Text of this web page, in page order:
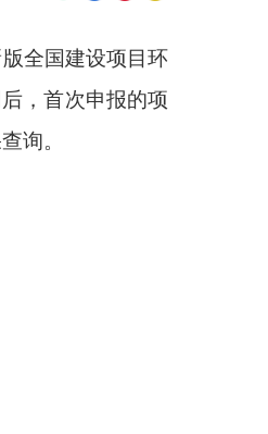
全国建设项目环
，首次申报的项
询。